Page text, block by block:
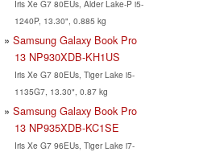
Iris Xe G7 80EUs, Alder Lake-P i5-
1240P, 13.30", 0.885 kg
Samsung Galaxy Book Pro
13 NP930XDB-KH1US
Iris Xe G7 80EUs, Tiger Lake i5-
1135G7, 13.30", 0.87 kg
Samsung Galaxy Book Pro
13 ‎NP935XDB-KC1SE
Iris Xe G7 96EUs, Tiger Lake i7-